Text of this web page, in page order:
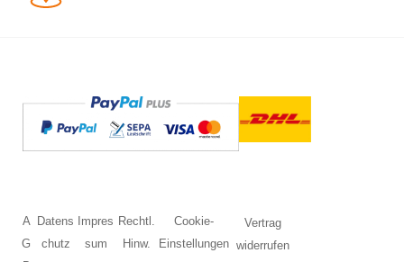
A
G
Datens
chutz
Impres
sum
Rechtl.
Hinw.
Cookie-
Einstellungen
Vertrag
widerrufen